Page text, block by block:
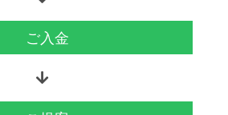
ご入金